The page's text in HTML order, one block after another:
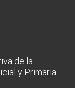
de la
y Primaria